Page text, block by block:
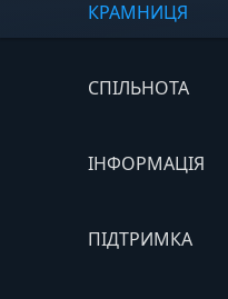
КРАМНИЦЯ
СПІЛЬНОТА
ІНФОРМАЦІЯ
ПІДТРИМКА